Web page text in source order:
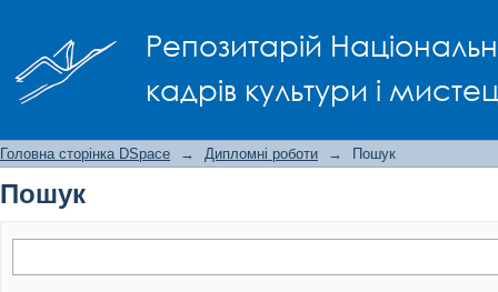
Репозитарій
кадрів культури і
Головна сторінка DSpace → Дипломні роботи → Пошук
Пошук